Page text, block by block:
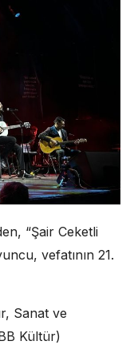
“Şair Ceketli
vefatının 21.
Sanat ve
Kültür)